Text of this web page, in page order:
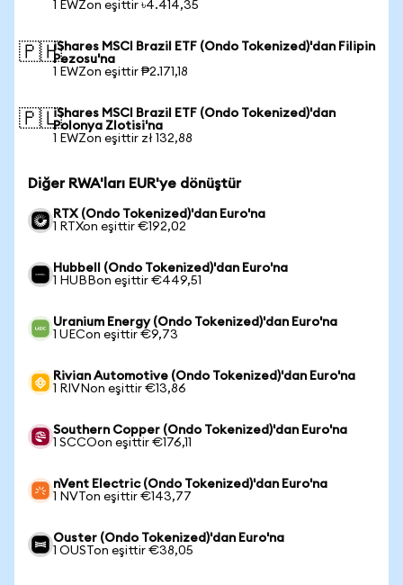
1 EWZon eşittir ৳4.414,35
🇵🇭iShares MSCI Brazil ETF (Ondo Tokenized)'dan Filipin
Pezosu'na
1 EWZon eşittir ₱2.171,18
🇵🇱iShares MSCI Brazil ETF (Ondo Tokenized)'dan
Polonya Zlotisi'na
1 EWZon eşittir zł 132,88
Diğer RWA'ları EUR'ye dönüştür
RTX (Ondo Tokenized)'dan Euro'na
1 RTXon eşittir €192,02
Hubbell (Ondo Tokenized)'dan Euro'na
1 HUBBon eşittir €449,51
Uranium Energy (Ondo Tokenized)'dan Euro'na
1 UECon eşittir €9,73
Rivian Automotive (Ondo Tokenized)'dan Euro'na
1 RIVNon eşittir €13,86
Southern Copper (Ondo Tokenized)'dan Euro'na
1 SCCOon eşittir €176,11
nVent Electric (Ondo Tokenized)'dan Euro'na
1 NVTon eşittir €143,77
Ouster (Ondo Tokenized)'dan Euro'na
1 OUSTon eşittir €38,05